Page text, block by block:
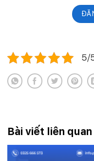
5/
Bài viết liên quan